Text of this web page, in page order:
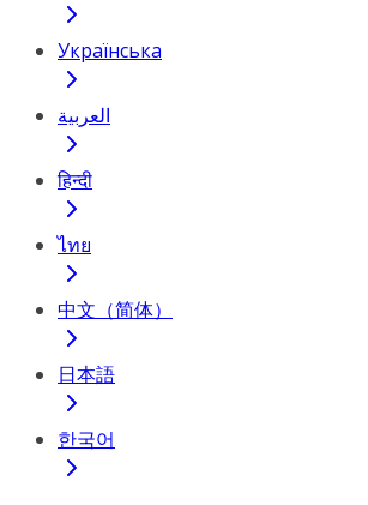
Українська
العربية
हिन्दी
ไทย
中文（简体）
日本語
한국어